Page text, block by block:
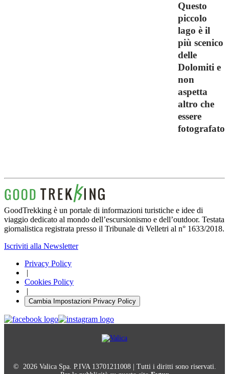
Questo
piccolo
lago è il
più scenico
delle
Dolomiti e
non
aspetta
altro che
essere
fotografato
GoodTrekking è un portale di informazioni turistiche e idee di
viaggio dedicato al mondo dell’escursionismo e dell’outdoor. Testata
giornalistica registrata presso il Tribunale di Velletri al n° 1633/2018.
Iscriviti alla Newsletter
Privacy Policy
|
Cookies Policy
|
Cambia Impostazioni Privacy Policy
© 2026 Valica Spa. P.IVA 13701211008 | Tutti i diritti sono riservati.